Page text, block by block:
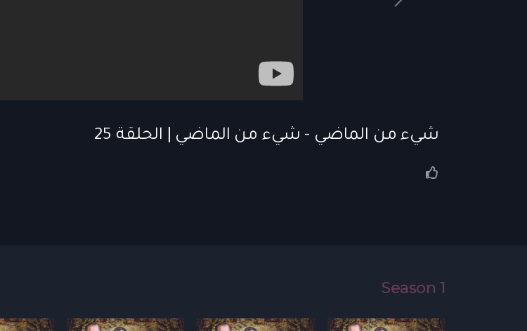
شيء من الماضي - شيء من الماضي | الحلقة 25
Season 1